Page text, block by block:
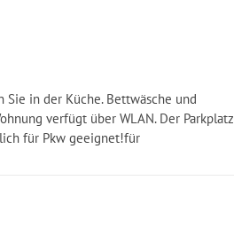
Sie in der Küche. Bettwäsche und
verfügt über WLAN. Der Parkplatz
für Pkw geeignet!für